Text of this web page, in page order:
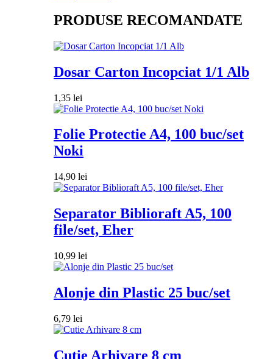
PRODUSE RECOMANDATE
Dosar Carton Incopciat 1/1 Alb
1,35 lei
Folie Protectie A4, 100 buc/set
Noki
14,90 lei
Separator Biblioraft A5, 100
file/set, Eher
10,99 lei
Alonje din Plastic 25 buc/set
6,79 lei
Cutie Arhivare 8 cm